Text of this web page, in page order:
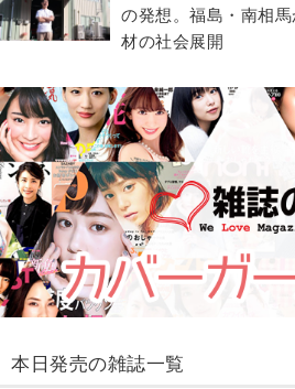
の発想。福島・南相
材の社会展開​
本日発売の雑誌一覧